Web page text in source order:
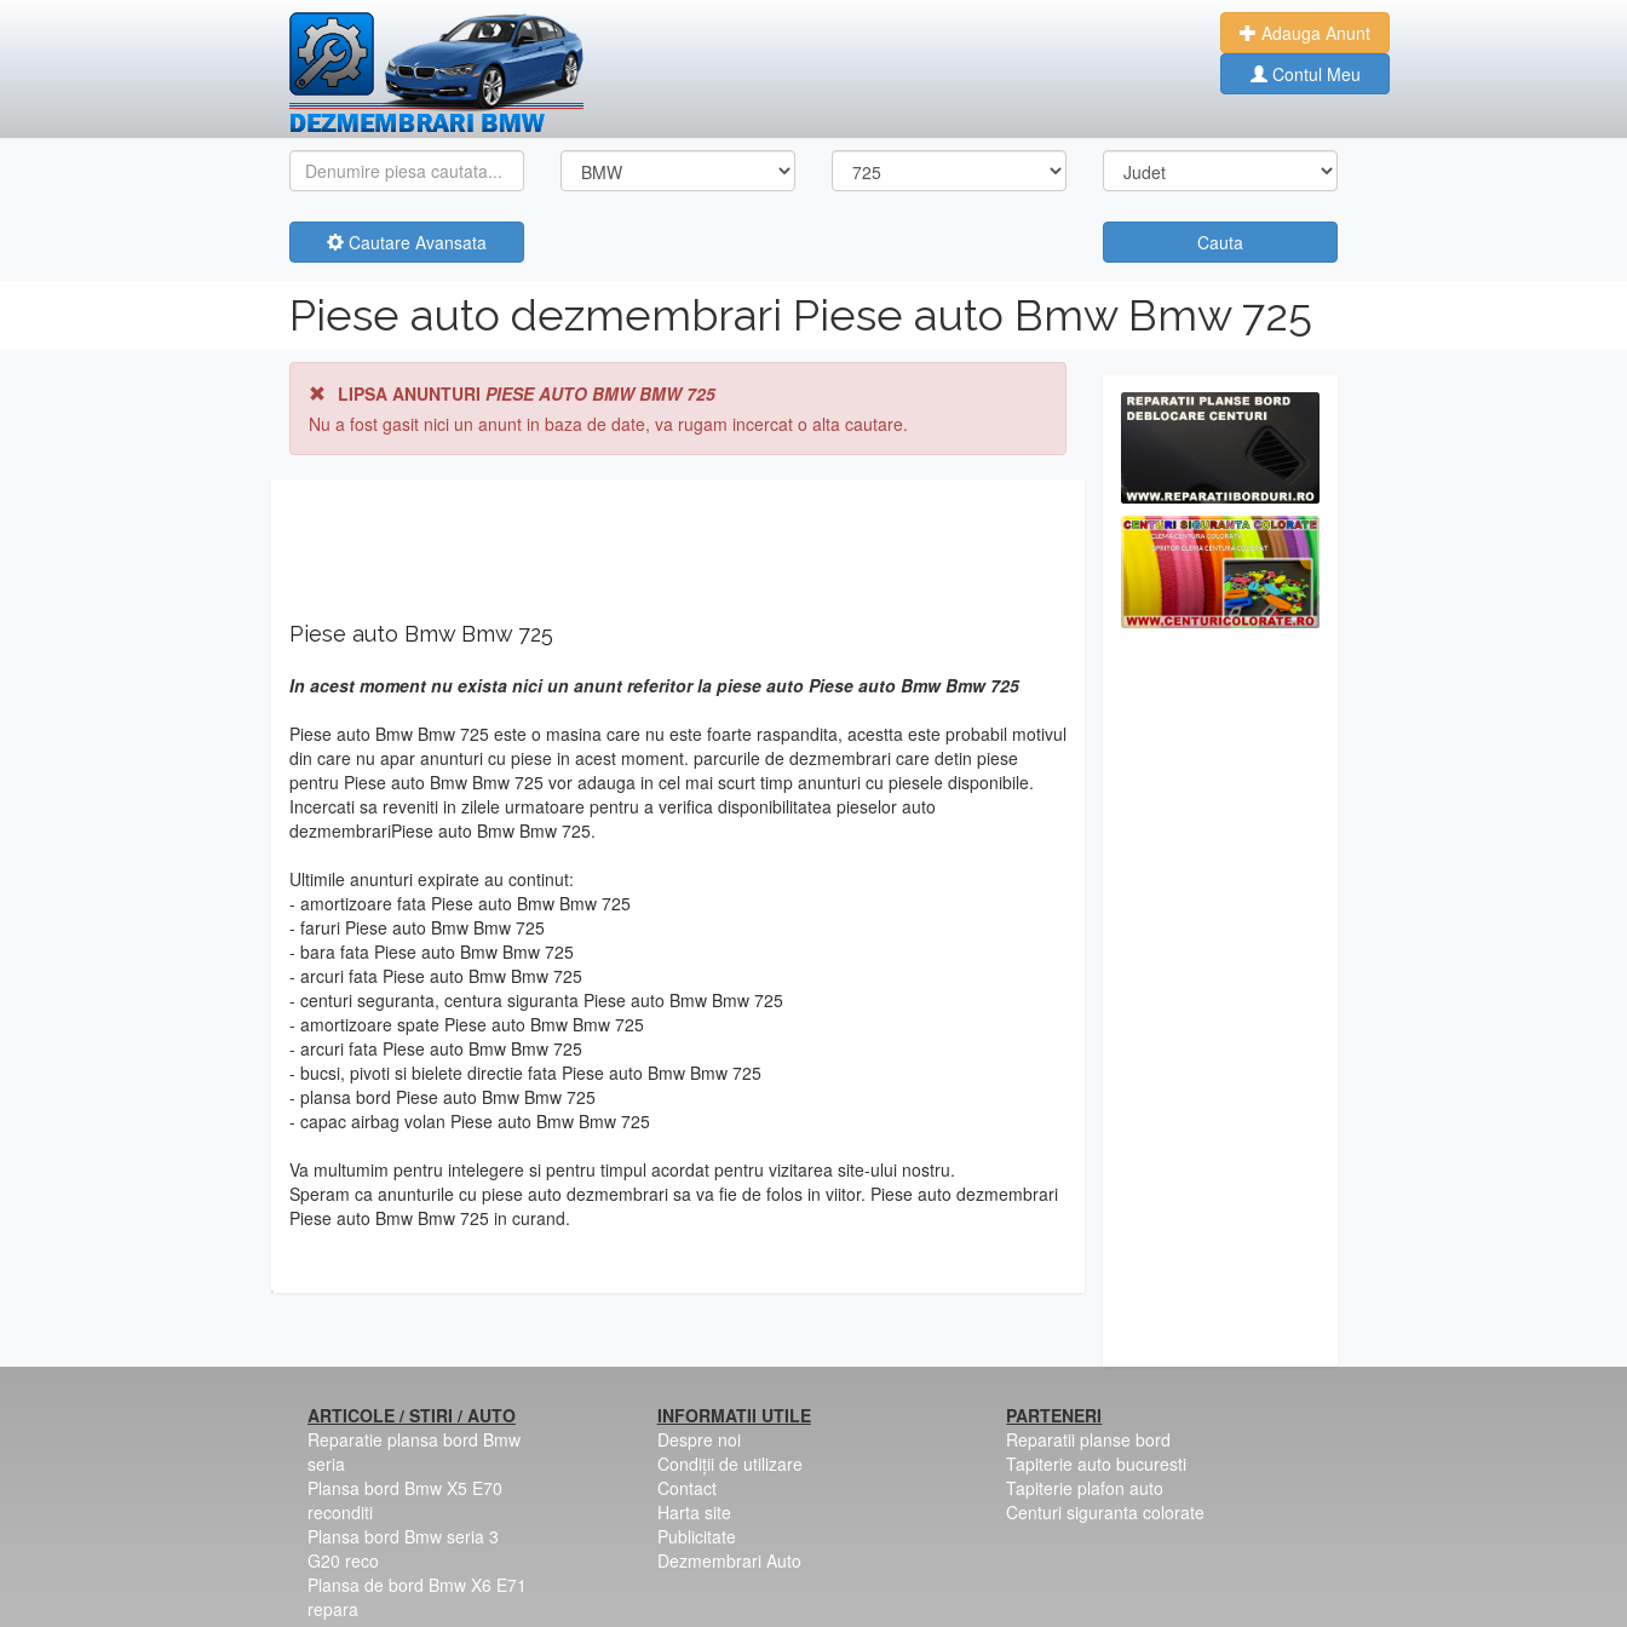
Adauga Anunt
Contul Meu
Cautare Avansata Cauta
Piese auto dezmembrari Piese auto Bmw Bmw 725
LIPSA ANUNTURI PIESE AUTO BMW BMW 725
Nu a fost gasit nici un anunt in baza de date, va rugam incercat o alta cautare.
Piese auto Bmw Bmw 725
In acest moment nu exista nici un anunt referitor la piese auto Piese auto Bmw Bmw 725
Piese auto Bmw Bmw 725 este o masina care nu este foarte raspandita, acestta este probabil motivul
din care nu apar anunturi cu piese in acest moment. parcurile de dezmembrari care detin piese
pentru Piese auto Bmw Bmw 725 vor adauga in cel mai scurt timp anunturi cu piesele disponibile.
Incercati sa reveniti in zilele urmatoare pentru a verifica disponibilitatea pieselor auto
dezmembrariPiese auto Bmw Bmw 725.
Ultimile anunturi expirate au continut:
- amortizoare fata Piese auto Bmw Bmw 725
- faruri Piese auto Bmw Bmw 725
- bara fata Piese auto Bmw Bmw 725
- arcuri fata Piese auto Bmw Bmw 725
- centuri seguranta, centura siguranta Piese auto Bmw Bmw 725
- amortizoare spate Piese auto Bmw Bmw 725
- arcuri fata Piese auto Bmw Bmw 725
- bucsi, pivoti si bielete directie fata Piese auto Bmw Bmw 725
- plansa bord Piese auto Bmw Bmw 725
- capac airbag volan Piese auto Bmw Bmw 725
Va multumim pentru intelegere si pentru timpul acordat pentru vizitarea site-ului nostru.
Speram ca anunturile cu piese auto dezmembrari sa va fie de folos in viitor. Piese auto dezmembrari
Piese auto Bmw Bmw 725 in curand.
ARTICOLE / STIRI / AUTO
Reparatie plansa bord Bmw
seria
Plansa bord Bmw X5 E70
reconditi
Plansa bord Bmw seria 3
G20 reco
Plansa de bord Bmw X6 E71
repara
INFORMATII UTILE
Despre noi
Condiții de utilizare
Contact
Harta site
Publicitate
Dezmembrari Auto
PARTENERI
Reparatii planse bord
Tapiterie auto bucuresti
Tapiterie plafon auto
Centuri siguranta colorate